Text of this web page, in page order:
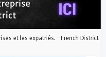
et les expatriés. - French District